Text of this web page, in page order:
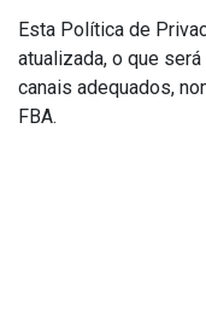
Esta Política de
atualizada, o que
canais adequados,
FBA.